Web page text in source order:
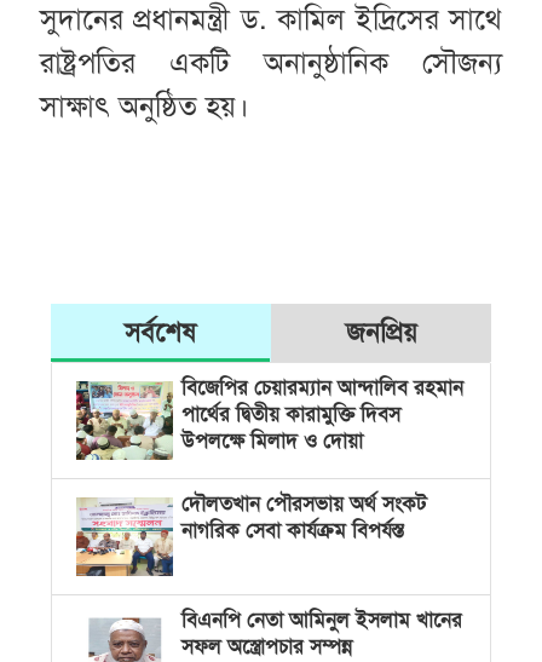
সুদানের প্রধানমন্ত্রী ড. কামিল ইদ্রিসের সাথে
রাষ্ট্রপতির একটি অনানুষ্ঠানিক সৌজন্য
সাক্ষাৎ অনুষ্ঠিত হয়।
সর্বশেষ জনপ্রিয়
বিজেপির চেয়ারম্যান আন্দালিব রহমান
পার্থের দ্বিতীয় কারামুক্তি দিবস
উপলক্ষে মিলাদ ও দোয়া
দৌলতখান পৌরসভায় অর্থ সংকট
নাগরিক সেবা কার্যক্রম বিপর্যস্ত
বিএনপি নেতা আমিনুল ইসলাম খানের
সফল অস্ত্রোপচার সম্পন্ন